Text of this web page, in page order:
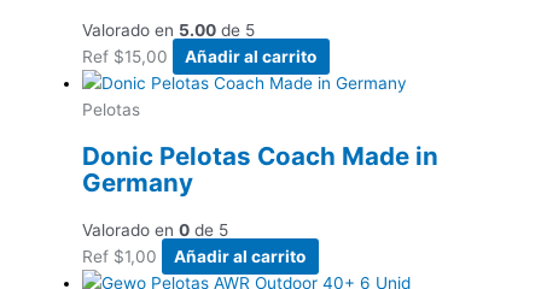
Valorado en 5.00 de 5
Ref $15,00 Añadir al carrito
Pelotas
Donic Pelotas Coach Made in
Germany
Valorado en 0 de 5
Ref $1,00 Añadir al carrito